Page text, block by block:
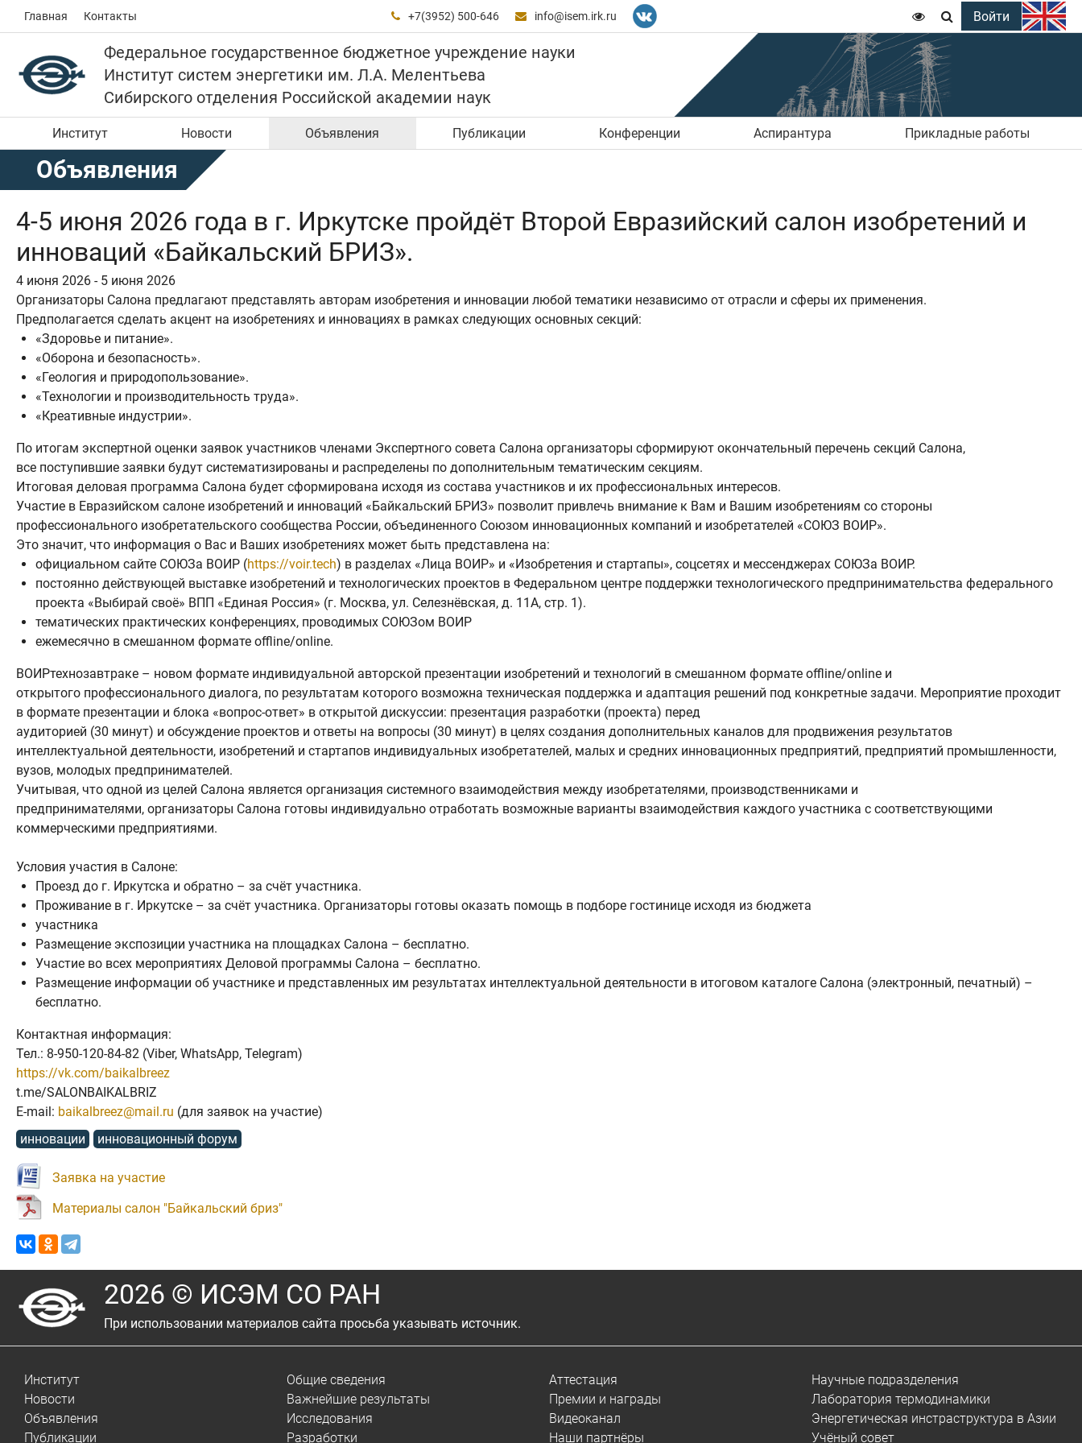
Главная Контакты  +7(3952) 500-646  info@isem.irk.ru   Войти
Федеральное государственное бюджетное учреждение науки
Институт систем энергетики им. Л.А. Мелентьева
Сибирского отделения Российской академии наук
Институт Новости Объявления Публикации Конференции Аспирантура Прикладные работы
Объявления
4-5 июня 2026 года в г. Иркутске пройдёт Второй Евразийский салон изобретений и
инноваций «Байкальский БРИЗ».
4 июня 2026 - 5 июня 2026
Организаторы Салона предлагают представлять авторам изобретения и инновации любой тематики независимо от отрасли и сферы их применения.
Предполагается сделать акцент на изобретениях и инновациях в рамках следующих основных секций:
«Здоровье и питание».
«Оборона и безопасность».
«Геология и природопользование».
«Технологии и производительность труда».
«Креативные индустрии».
По итогам экспертной оценки заявок участников членами Экспертного совета Салона организаторы сформируют окончательный перечень секций Салона,
все поступившие заявки будут систематизированы и распределены по дополнительным тематическим секциям.
Итоговая деловая программа Салона будет сформирована исходя из состава участников и их профессиональных интересов.
Участие в Евразийском салоне изобретений и инноваций «Байкальский БРИЗ» позволит привлечь внимание к Вам и Вашим изобретениям со стороны
профессионального изобретательского сообщества России, объединенного Союзом инновационных компаний и изобретателей «СОЮЗ ВОИР».
Это значит, что информация о Вас и Ваших изобретениях может быть представлена на:
официальном сайте СОЮЗа ВОИР (https://voir.tech) в разделах «Лица ВОИР» и «Изобретения и стартапы», соцсетях и мессенджерах СОЮЗа ВОИР.
постоянно действующей выставке изобретений и технологических проектов в Федеральном центре поддержки технологического предпринимательства федерального
проекта «Выбирай своё» ВПП «Единая Россия» (г. Москва, ул. Селезнёвская, д. 11А, стр. 1).
тематических практических конференциях, проводимых СОЮЗом ВОИР
ежемесячно в смешанном формате offline/online.
ВОИРтехнозавтраке – новом формате индивидуальной авторской презентации изобретений и технологий в смешанном формате offline/online и
открытого профессионального диалога, по результатам которого возможна техническая поддержка и адаптация решений под конкретные задачи. Мероприятие проходит
в формате презентации и блока «вопрос-ответ» в открытой дискуссии: презентация разработки (проекта) перед
аудиторией (30 минут) и обсуждение проектов и ответы на вопросы (30 минут) в целях создания дополнительных каналов для продвижения результатов
интеллектуальной деятельности, изобретений и стартапов индивидуальных изобретателей, малых и средних инновационных предприятий, предприятий промышленности,
вузов, молодых предпринимателей.
Учитывая, что одной из целей Салона является организация системного взаимодействия между изобретателями, производственниками и
предпринимателями, организаторы Салона готовы индивидуально отработать возможные варианты взаимодействия каждого участника с соответствующими
коммерческими предприятиями.
Условия участия в Салоне:
Проезд до г. Иркутска и обратно – за счёт участника.
Проживание в г. Иркутске – за счёт участника. Организаторы готовы оказать помощь в подборе гостинице исходя из бюджета
участника
Размещение экспозиции участника на площадках Салона – бесплатно.
Участие во всех мероприятиях Деловой программы Салона – бесплатно.
Размещение информации об участнике и представленных им результатах интеллектуальной деятельности в итоговом каталоге Салона (электронный, печатный) –
бесплатно.
Контактная информация:
Тел.: 8-950-120-84-82 (Viber, WhatsApp, Telegram)
https://vk.com/baikalbreez
t.me/SALONBAIKALBRIZ
E-mail: baikalbreez@mail.ru (для заявок на участие)
инновации
инновационный форум
Заявка на участие
Материалы салон "Байкальский бриз"
2026 © ИСЭМ СО РАН
При использовании материалов сайта просьба указывать источник.
Институт
Новости
Объявления
Публикации
Общие сведения
Важнейшие результаты
Исследования
Разработки
Аттестация
Премии и награды
Видеоканал
Наши партнёры
Научные подразделения
Лаборатория термодинамики
Энергетическая инстраструктура в Азии
Учёный совет